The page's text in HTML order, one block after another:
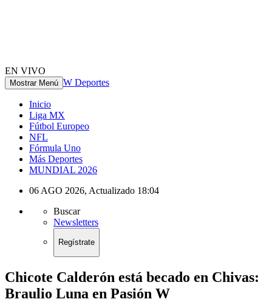
EN VIVO
Mostrar Menú W Deportes
Inicio
Liga MX
Fútbol Europeo
NFL
Fórmula Uno
Más Deportes
MUNDIAL 2026
06 AGO 2026, Actualizado 18:04
Buscar
Newsletters
Regístrate
Chicote Calderón está becado en Chivas:
Braulio Luna en Pasión W